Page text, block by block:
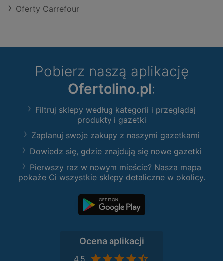
Oferty Carrefour
Pobierz naszą aplikację
Ofertolino.pl:
Filtruj sklepy według kategorii i przeglądaj
produkty i gazetki
Zaplanuj swoje zakupy z naszymi gazetkami
Dowiedz się, gdzie znajdują się nowe gazetki
Pierwszy raz w nowym mieście? Nasza mapa
pokaże Ci wszystkie sklepy detaliczne w okolicy.
Ocena aplikacji
4,5